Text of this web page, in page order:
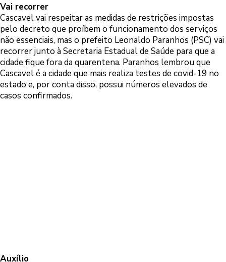
Vai recorrer
Cascavel vai respeitar as medidas de restrições impostas
pelo decreto que proíbem o funcionamento dos serviços
não essenciais, mas o prefeito Leonaldo Paranhos (PSC) vai
recorrer junto à Secretaria Estadual de Saúde para que a
cidade fique fora da quarentena. Paranhos lembrou que
Cascavel é a cidade que mais realiza testes de covid-19 no
estado e, por conta disso, possui números elevados de
casos confirmados.
Auxílio